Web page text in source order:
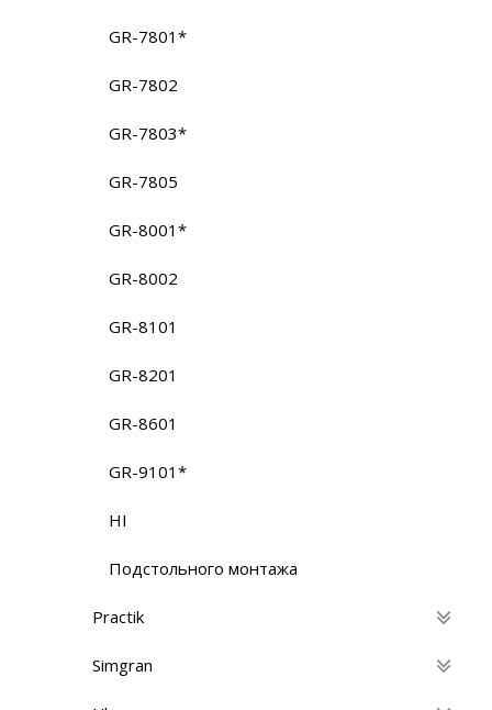
GR-7801*
GR-7802
GR-7803*
GR-7805
GR-8001*
GR-8002
GR-8101
GR-8201
GR-8601
GR-9101*
HI
Подстольного монтажа
Practik
Simgran